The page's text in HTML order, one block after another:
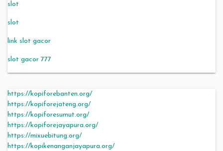
slot
slot
link slot gacor
slot gacor 777
https://kopiforebanten.org/
https://kopiforejateng.org/
https://kopiforesumut.org/
https://kopiforejayapura.org/
https://mixuebitung.org/
https://kopikenanganjayapura.org/